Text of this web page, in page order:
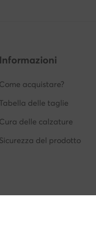
Informazioni
Come acquistare?
Tabella delle taglie
Cura delle calzature
Sicurezza del prodotto